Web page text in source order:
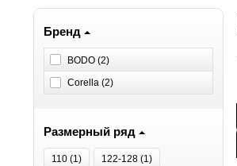
Бренд
BODO (2)
Corella (2)
Размерный ряд
110 (1) 122-128 (1)